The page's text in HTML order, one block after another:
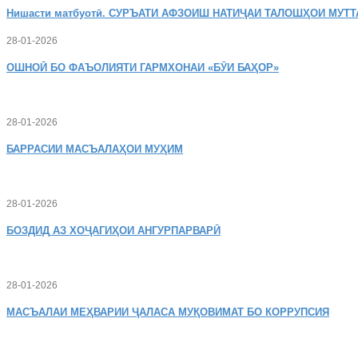
Нишасти матбуотӣ. СУРЪАТИ АФЗОИШ НАТИҶАИ ТАЛОШҲОИ
28-01-2026
ОШНОӢ БО ФАЪОЛИЯТИ ГАРМХОНАИ «БӮИ БАҲОР»
28-01-2026
БАРРАСИИ МАСЪАЛАҲОИ МУҲИМ
28-01-2026
БОЗДИД АЗ ХОҶАГИҲОИ АНГУРПАРВАРӢ
28-01-2026
МАСЪАЛАИ МЕҲВАРИИ ҶАЛАСА МУҚОВИМАТ БО КОРРУПСИЯ